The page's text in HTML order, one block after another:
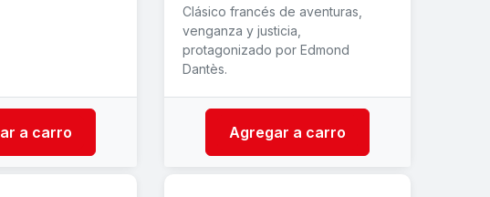
a carro
Clásico francés de aventuras,
venganza y justicia,
protagonizado por Edmond
Dantès.
Agregar a carro